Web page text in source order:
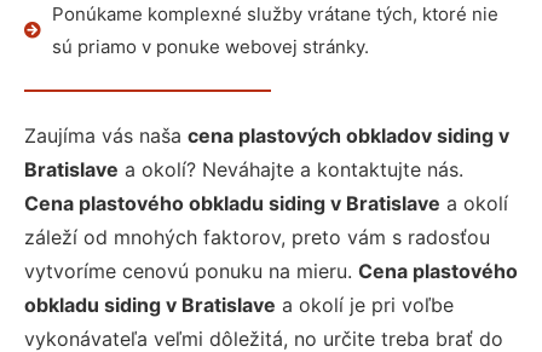
Ponúkame komplexné služby vrátane tých, ktoré nie
sú priamo v ponuke webovej stránky.
Zaujíma vás naša cena plastových obkladov siding v
Bratislave a okolí? Neváhajte a kontaktujte nás.
Cena plastového obkladu siding v Bratislave a okolí
záleží od mnohých faktorov, preto vám s radosťou
vytvoríme cenovú ponuku na mieru. Cena plastového
obkladu siding v Bratislave a okolí je pri voľbe
vykonávateľa veľmi dôležitá, no určite treba brať do